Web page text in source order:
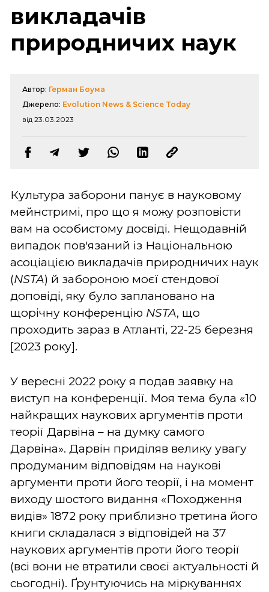
викладачів
природничих наук
Автор: Герман Боума
Джерело: Evolution News & Science Today
від 23.03.2023
Культура заборони панує в науковому
мейнстримі, про що я можу розповісти
вам на особистому досвіді. Нещодавній
випадок пов'язаний із Національною
асоціацією викладачів природничих наук
(NSTA) й забороною моєї стендової
доповіді, яку було заплановано на
щорічну конференцію NSTA, що
проходить зараз в Атланті, 22-25 березня
[2023 року].
У вересні 2022 року я подав заявку на
виступ на конференції. Моя тема була «10
найкращих наукових аргументів проти
теорії Дарвіна – на думку самого
Дарвіна». Дарвін приділяв велику увагу
продуманим відповідям на наукові
аргументи проти його теорії, і на момент
виходу шостого видання «Походження
видів» 1872 року приблизно третина його
книги складалася з відповідей на 37
наукових аргументів проти його теорії
(всі вони не втратили своєї актуальності й
сьогодні). Ґрунтуючись на міркуваннях